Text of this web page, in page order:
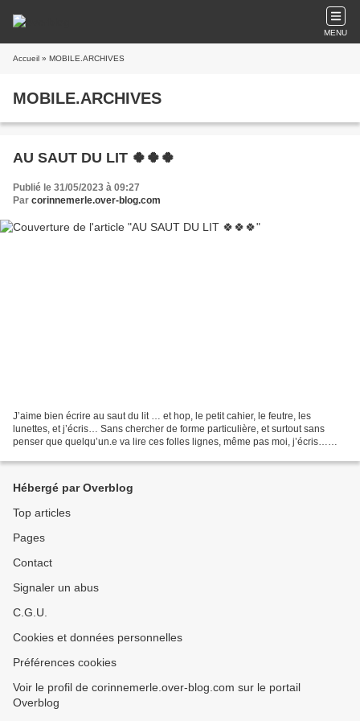
MENU
Accueil » MOBILE.ARCHIVES
MOBILE.ARCHIVES
AU SAUT DU LIT 🍀🍀🍀
Publié le 31/05/2023 à 09:27
Par corinnemerle.over-blog.com
J’aime bien écrire au saut du lit … et hop, le petit cahier, le feutre, les
lunettes, et j’écris… Sans chercher de forme particulière, et surtout sans
penser que quelqu’un.e va lire ces folles lignes, même pas moi, j’écris…
Hébergé par Overblog
Top articles
Pages
Contact
Signaler un abus
C.G.U.
Cookies et données personnelles
Préférences cookies
Voir le profil de corinnemerle.over-blog.com sur le portail
Overblog